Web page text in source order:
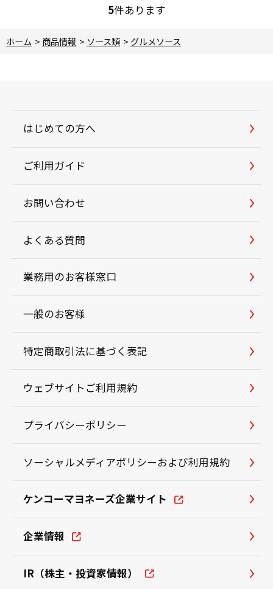
5件あります
ホーム > 商品情報 > ソース類 > グルメソース
はじめての方へ
ご利用ガイド
お問い合わせ
よくある質問
業務用のお客様窓口
一般のお客様
特定商取引法に基づく表記
ウェブサイトご利用規約
プライバシーポリシー
ソーシャルメディアポリシーおよび利用規約
ケンコーマヨネーズ企業サイト
企業情報
IR（株主・投資家情報）